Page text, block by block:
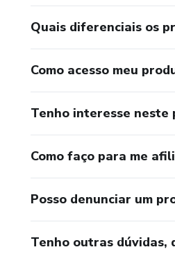
Quais diferenciais os
Como acesso meu
Tenho interesse neste
Como faço para me
Posso denunciar um
Tenho outras dúvidas,